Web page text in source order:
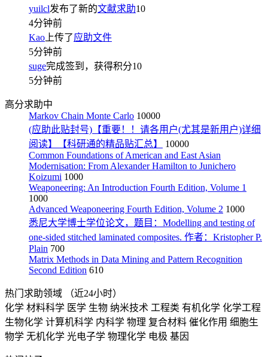
yuilcl发布了新的文献求助10
4分钟前
Kao 上传了应助文件
5分钟前
suge完成签到，获得积分10
5分钟前
高分求助中
Markov Chain Monte Carlo 10000
(应助此贴封号)【重要！！请各用户(尤其是新用户)详细
阅读】【科研通的精品贴汇总】
10000
Common Foundations of American and East Asian
Modernisation: From Alexander Hamilton to Junichero
Koizumi 1000
Weaponeering: An Introduction Fourth Edition, Volume 1
1000
Advanced Weaponeering Fourth Edition, Volume 2 1000
悉尼大学博士学位论文，题目：Modelling and testing of
one-sided stitched laminated composites. 作者：Kristopher P.
Plain 700
Matrix Methods in Data Mining and Pattern Recognition
Second Edition 610
热门求助领域
（近24小时）
化学 材料科学 医学 生物 纳米技术 工程类 有机化学 化学工程
生物化学 计算机科学 内科学 物理 复合材料 催化作用 细胞生
物学 无机化学 光电子学 物理化学 电极 基因